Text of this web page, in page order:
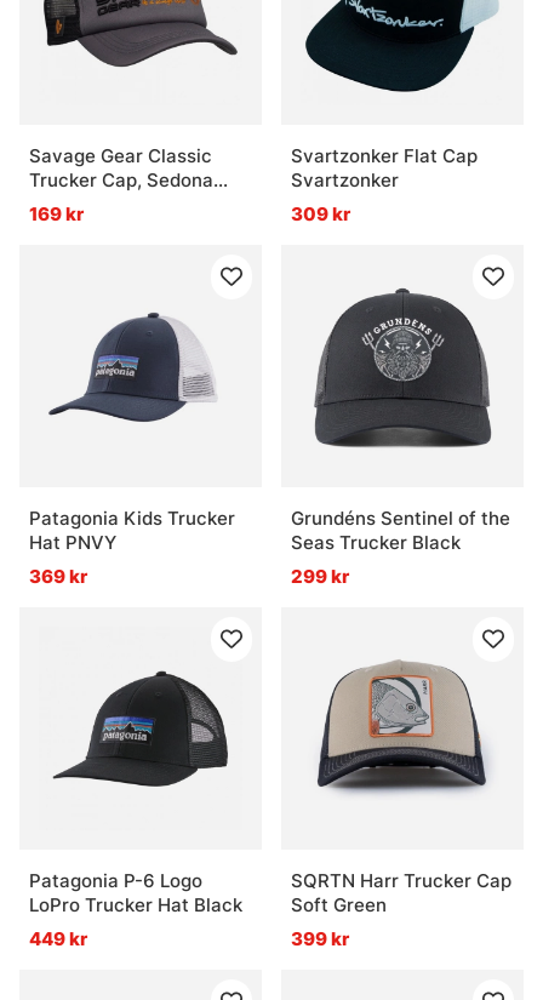
Savage Gear Classic
Trucker Cap, Sedona
Grey
169 kr
Svartzonker Flat Cap
Svartzonker
309 kr
Patagonia Kids Trucker
Hat PNVY
369 kr
Grundéns Sentinel of the
Seas Trucker Black
299 kr
Patagonia P-6 Logo
LoPro Trucker Hat Black
449 kr
SQRTN Harr Trucker Cap
Soft Green
399 kr